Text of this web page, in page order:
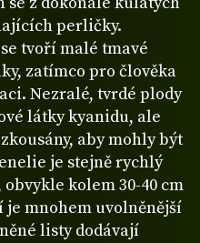
perličky.
tvoří malé tmavé
zatímco pro člověka
Nezralé, tvrdé plody
látky kyanidu, ale
aby mohly být
je stejně rychlý
kolem 30-40 cm
je mnohem uvolněnější
listy dodávají